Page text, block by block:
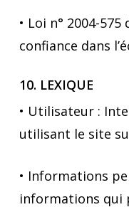
• Loi n° 2004-
confiance dans
10. LEXIQUE
• Utilisateur :
utilisant le site
• Informations
informations qui